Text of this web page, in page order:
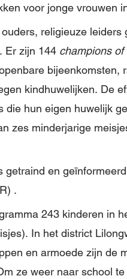
voor jonge vrouwen
religieuze leiders
Er zijn 144 champions of
bijeenkomsten,
kindhuwelijken. De
hun eigen huwelijk
zes minderjarige
en
.
243 kinderen in
In het district
en armoede zijn de
ze weer naar school